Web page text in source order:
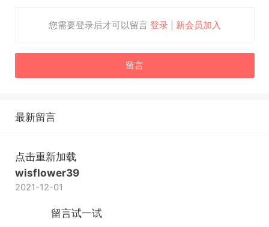
您需要登录后才可以留言 登录| 新会员加入
留言
最新留言
点击重新加载
wisflower39
2021-12-01
留言试一试